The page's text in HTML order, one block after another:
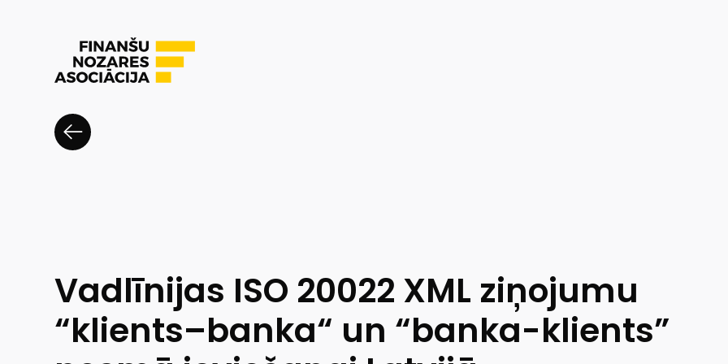
Vadlīnijas ISO 20022 XML ziņojumu
“klients–banka“ un “banka-klients”